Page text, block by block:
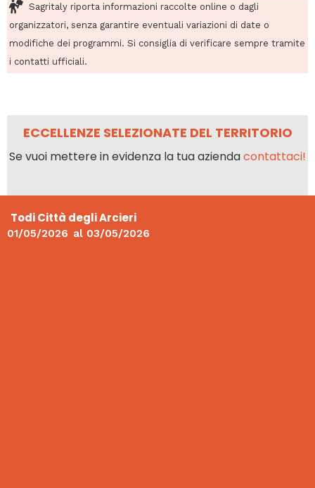
Sagritaly riporta informazioni raccolte online o dagli
organizzatori, senza garantire eventuali variazioni di date o
modifiche dei programmi. Si consiglia di verificare sempre tramite
i contatti ufficiali.
ECCELLENZE SELEZIONATE DEL TERRITORIO
Se vuoi mettere in evidenza la tua aziendacontattaci!
Todi Città degli Arcieri
01/05/2026 al 03/05/2026